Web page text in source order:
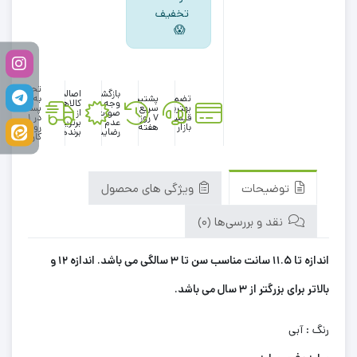
تخفیف
😱
تضمین
بهترین
قیمت
بازار
پشتیبانی
سریع در
۷ روز
هفته
بازگشت
وجه در
صورت
عدم
رضایت
اصالت
کالاها
از
برترین
برندها
تحویل
به
پست
در 1
روز
کاری
توضیحات
ویژگی های محصول
نقد و بررسی‌ها (0)
اندازه تا 11.5 سانت مناسب سن تا 3 سالگی می باشد. اندازه 12 و
بالاتر برای بزرگتر از 3 سال می باشد.
رنگ : آبی